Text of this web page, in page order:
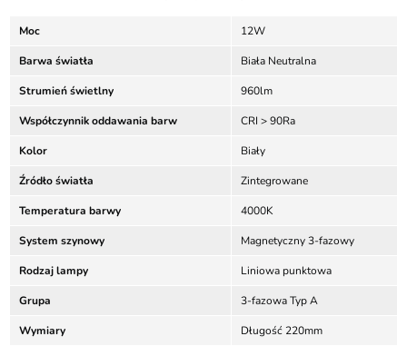
Moc 12W
Barwa światła Biała Neutralna
Strumień świetlny 960lm
Współczynnik oddawania barw CRI > 90Ra
Kolor Biały
Źródło światła Zintegrowane
Temperatura barwy 4000K
System szynowy Magnetyczny 3-fazowy
Rodzaj lampy Liniowa punktowa
Grupa 3-fazowa Typ A
Wymiary Długość 220mm